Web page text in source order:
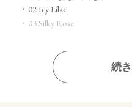
・02 Icy Lilac
・03 Silky Rose
【販売名】
トーン ルミナス グロウ
続